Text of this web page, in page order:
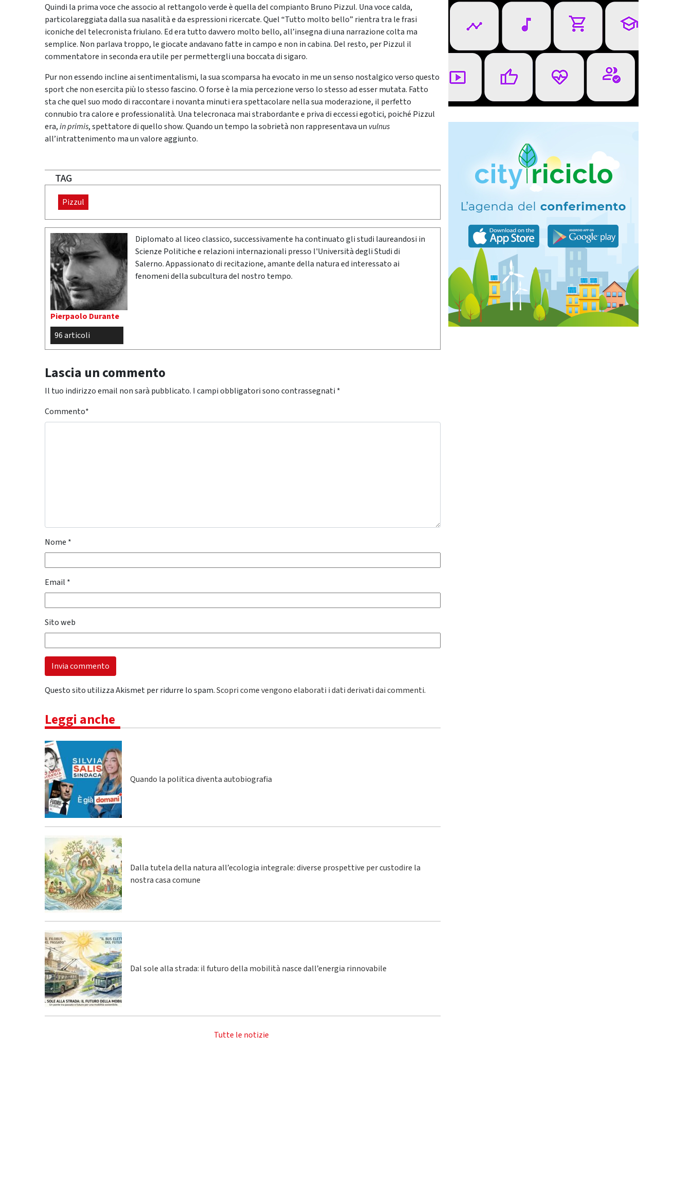
Quindi la prima voce che associo al rettangolo verde è quella del compianto Bruno Pizzul. Una voce calda,
particolareggiata dalla sua nasalità e da espressioni ricercate. Quel “Tutto molto bello” rientra tra le frasi
iconiche del telecronista friulano. Ed era tutto davvero molto bello, all’insegna di una narrazione colta ma
semplice. Non parlava troppo, le giocate andavano fatte in campo e non in cabina. Del resto, per Pizzul il
commentatore in seconda era utile per permettergli una boccata di sigaro.
Pur non essendo incline ai sentimentalismi, la sua scomparsa ha evocato in me un senso nostalgico verso questo
sport che non esercita più lo stesso fascino. O forse è la mia percezione verso lo stesso ad esser mutata. Fatto
sta che quel suo modo di raccontare i novanta minuti era spettacolare nella sua moderazione, il perfetto
connubio tra calore e professionalità. Una telecronaca mai strabordante e priva di eccessi egotici, poiché Pizzul
era,in primis, spettatore di quello show. Quando un tempo la sobrietà non rappresentava un vulnus
all’intrattenimento ma un valore aggiunto.
TAG
Pizzul
Pierpaolo Durante
96 articoli
Diplomato al liceo classico, successivamente ha continuato gli studi laureandosi in
Scienze Politiche e relazioni internazionali presso l'Università degli Studi di
Salerno. Appassionato di recitazione, amante della natura ed interessato ai
fenomeni della subcultura del nostro tempo.
Lascia un commento
Il tuo indirizzo email non sarà pubblicato. I campi obbligatori sono contrassegnati *
Commento*
Nome *
Email *
Sito web
Questo sito utilizza Akismet per ridurre lo spam.Scopri come vengono elaborati i dati derivati dai commenti.
Leggi anche
Quando la politica diventa autobiografia
Dalla tutela della natura all’ecologia integrale: diverse prospettive per custodire la
nostra casa comune
Dal sole alla strada: il futuro della mobilità nasce dall’energia rinnovabile
Tutte le notizie